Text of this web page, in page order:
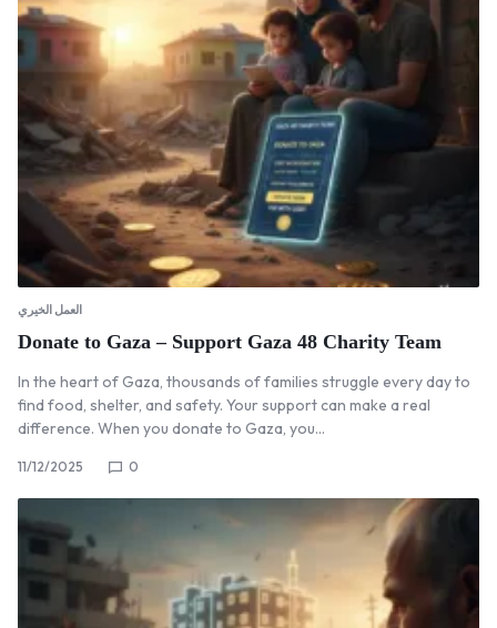
العمل الخيري
Donate to Gaza – Support Gaza 48 Charity Team
In the heart of Gaza, thousands of families struggle every day to
find food, shelter, and safety. Your support can make a real
difference. When you donate to Gaza, you…
11/12/2025 0